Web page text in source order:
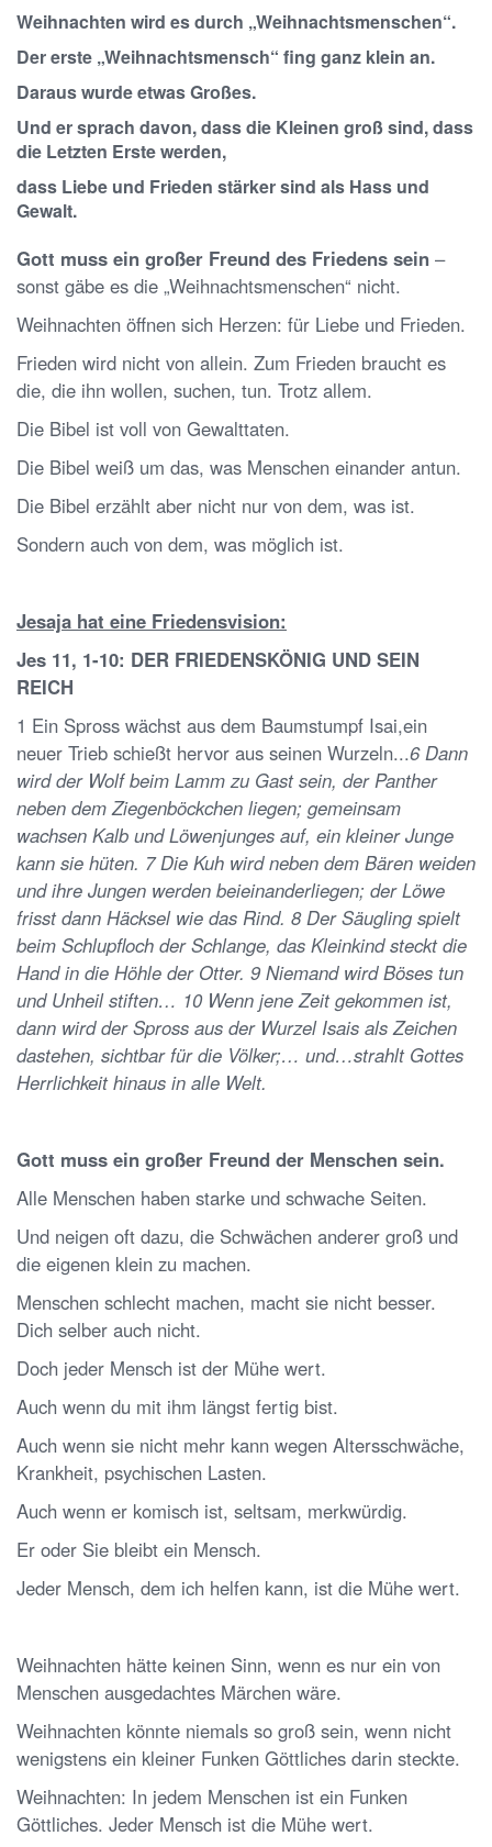
Weihnachten wird es durch „Weihnachtsmenschen“.
Der erste „Weihnachtsmensch“ fing ganz klein an.
Daraus wurde etwas Großes.
Und er sprach davon, dass die Kleinen groß sind, dass
die Letzten Erste werden,
dass Liebe und Frieden stärker sind als Hass und
Gewalt.
Gott muss ein großer Freund des Friedens sein –
sonst gäbe es die „Weihnachtsmenschen“ nicht.
Weihnachten öffnen sich Herzen: für Liebe und Frieden.
Frieden wird nicht von allein. Zum Frieden braucht es
die, die ihn wollen, suchen, tun. Trotz allem.
Die Bibel ist voll von Gewalttaten.
Die Bibel weiß um das, was Menschen einander antun.
Die Bibel erzählt aber nicht nur von dem, was ist.
Sondern auch von dem, was möglich ist.
Jesaja hat eine Friedensvision:
Jes 11, 1-10: DER FRIEDENSKÖNIG UND SEIN
REICH
1 Ein Spross wächst aus dem Baumstumpf Isai,ein
neuer Trieb schießt hervor aus seinen Wurzeln...6 Dann
wird der Wolf beim Lamm zu Gast sein, der Panther
neben dem Ziegenböckchen liegen; gemeinsam
wachsen Kalb und Löwenjunges auf, ein kleiner Junge
kann sie hüten. 7 Die Kuh wird neben dem Bären weiden
und ihre Jungen werden beieinanderliegen; der Löwe
frisst dann Häcksel wie das Rind. 8 Der Säugling spielt
beim Schlupfloch der Schlange, das Kleinkind steckt die
Hand in die Höhle der Otter. 9 Niemand wird Böses tun
und Unheil stiften… 10 Wenn jene Zeit gekommen ist,
dann wird der Spross aus der Wurzel Isais als Zeichen
dastehen, sichtbar für die Völker;… und…strahlt Gottes
Herrlichkeit hinaus in alle Welt.
Gott muss ein großer Freund der Menschen sein.
Alle Menschen haben starke und schwache Seiten.
Und neigen oft dazu, die Schwächen anderer groß und
die eigenen klein zu machen.
Menschen schlecht machen, macht sie nicht besser.
Dich selber auch nicht.
Doch jeder Mensch ist der Mühe wert.
Auch wenn du mit ihm längst fertig bist.
Auch wenn sie nicht mehr kann wegen Altersschwäche,
Krankheit, psychischen Lasten.
Auch wenn er komisch ist, seltsam, merkwürdig.
Er oder Sie bleibt ein Mensch.
Jeder Mensch, dem ich helfen kann, ist die Mühe wert.
Weihnachten hätte keinen Sinn, wenn es nur ein von
Menschen ausgedachtes Märchen wäre.
Weihnachten könnte niemals so groß sein, wenn nicht
wenigstens ein kleiner Funken Göttliches darin steckte.
Weihnachten: In jedem Menschen ist ein Funken
Göttliches. Jeder Mensch ist die Mühe wert.